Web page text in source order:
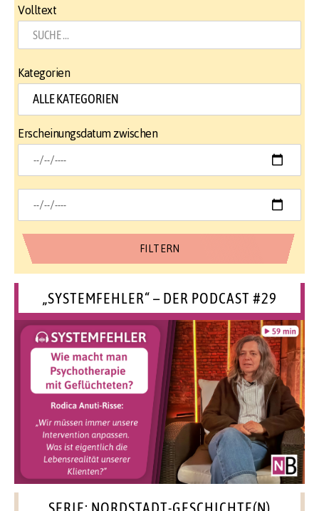
Volltext
Kategorien
Erscheinungsdatum zwischen
„SYSTEMFEHLER“ – DER PODCAST #29
SERIE: NORDSTADT-GESCHICHTE(N)